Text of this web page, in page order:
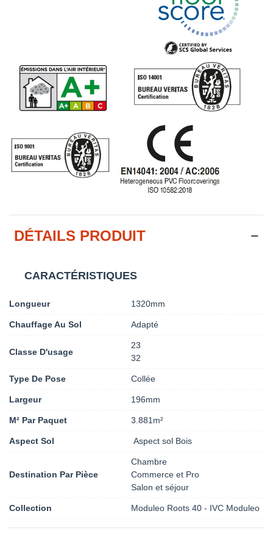
DÉTAILS PRODUIT
CARACTÉRISTIQUES
Longueur 1320mm
Chauffage Au Sol Adapté
Classe D'usage
23
32
Type De Pose Collée
Largeur 196mm
M² Par Paquet 3.881m²
Aspect Sol Aspect sol Bois
Destination Par Pièce
Chambre
Commerce et Pro
Salon et séjour
Collection Moduleo Roots 40 - IVC Moduleo